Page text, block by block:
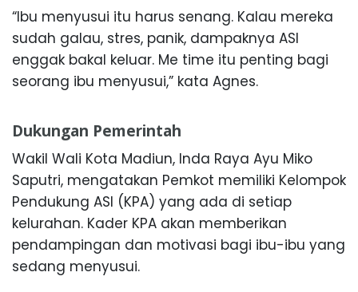
“Ibu menyusui itu harus senang. Kalau mereka
sudah galau, stres, panik, dampaknya ASI
enggak bakal keluar. Me time itu penting bagi
seorang ibu menyusui,” kata Agnes.
Dukungan Pemerintah
Wakil Wali Kota Madiun, Inda Raya Ayu Miko
Saputri, mengatakan Pemkot memiliki Kelompok
Pendukung ASI (KPA) yang ada di setiap
kelurahan. Kader KPA akan memberikan
pendampingan dan motivasi bagi ibu-ibu yang
sedang menyusui.